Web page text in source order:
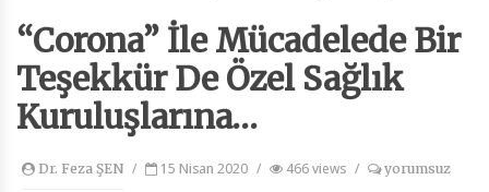
“Corona” İle Mücadelede Bir
Teşekkür De Özel Sağlık
Kuruluşlarına…
Dr. Feza ŞEN / 15 Nisan 2020 / 466 views / yorumsuz